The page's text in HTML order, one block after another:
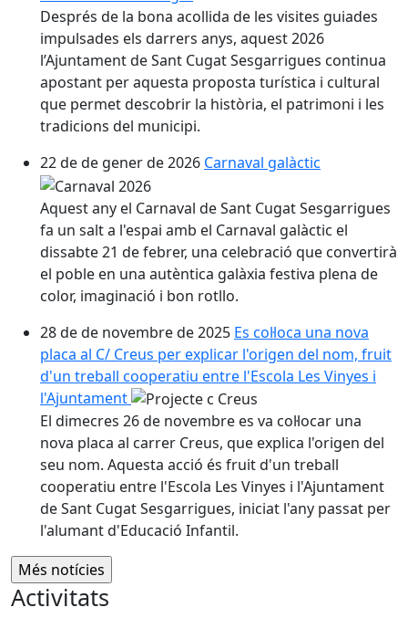
Després de la bona acollida de les visites guiades
impulsades els darrers anys, aquest 2026
l’Ajuntament de Sant Cugat Sesgarrigues continua
apostant per aquesta proposta turística i cultural
que permet descobrir la història, el patrimoni i les
tradicions del municipi.
22 de de gener de 2026 Carnaval galàctic
Aquest any el Carnaval de Sant Cugat Sesgarrigues
fa un salt a l'espai amb el Carnaval galàctic el
dissabte 21 de febrer, una celebració que convertirà
el poble en una autèntica galàxia festiva plena de
color, imaginació i bon rotllo.
28 de de novembre de 2025 Es col·loca una nova
placa al C/ Creus per explicar l'origen del nom, fruit
d'un treball cooperatiu entre l'Escola Les Vinyes i
l'Ajuntament
El dimecres 26 de novembre es va col·locar una
nova placa al carrer Creus, que explica l'origen del
seu nom. Aquesta acció és fruit d'un treball
cooperatiu entre l'Escola Les Vinyes i l'Ajuntament
de Sant Cugat Sesgarrigues, iniciat l'any passat per
l'alumant d'Educació Infantil.
Activitats